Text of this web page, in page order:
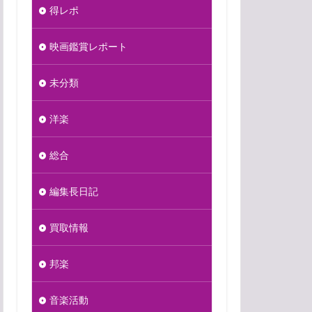
得レポ
映画鑑賞レポート
未分類
洋楽
総合
編集長日記
買取情報
邦楽
音楽活動